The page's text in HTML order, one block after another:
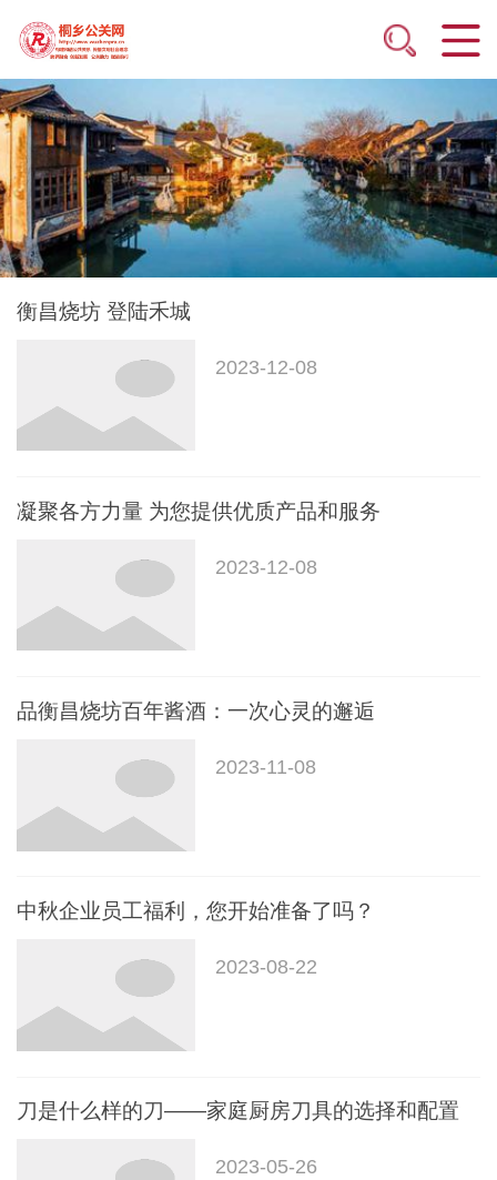
衡昌烧坊 登陆禾城
2023-12-08
凝聚各方力量 为您提供优质产品和服务
2023-12-08
品衡昌烧坊百年酱酒：一次心灵的邂逅
2023-11-08
中秋企业员工福利，您开始准备了吗？
2023-08-22
刀是什么样的刀——家庭厨房刀具的选择和配置
2023-05-26